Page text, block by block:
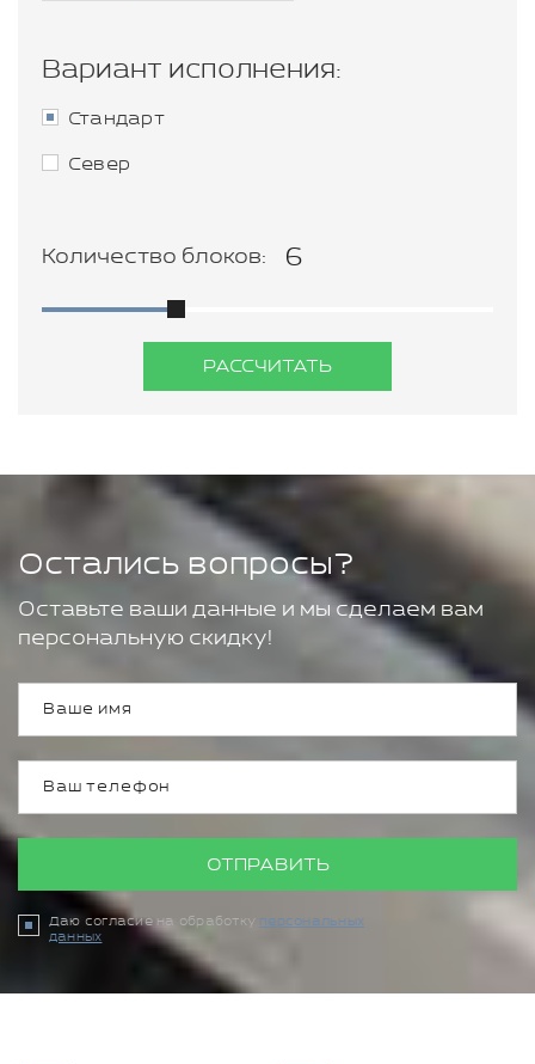
Вариант исполнения:
Стандарт
Север
Количество блоков:
РАССЧИТАТЬ
Остались вопросы?
Оставьте ваши данные и мы сделаем вам
персональную скидку!
ОТПРАВИТЬ
Даю согласие на обработку персональных
данных